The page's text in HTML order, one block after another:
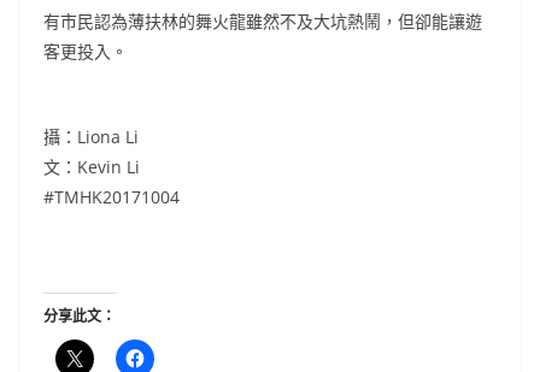
有市民認為薄扶林的舞火龍雖然不及大坑熱鬧，但卻能讓遊
客更投入。
攝：Liona Li
文：Kevin Li
#TMHK20171004
分享此文：